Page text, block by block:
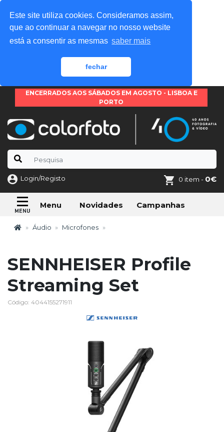
Este site utiliza cookies. Consideramos assim,
que ao continuar a navegar no nosso website
está a consentir as mesmas saber mais
fechar
ENCERRADOS AOS SÁBADOS EM AGOSTO - LISBOA E
PORTO
Login/Registo 0 item - 0€
Menu Novidades Campanhas
Áudio Microfones
SENNHEISER Profile
Streaming Set
Código: 4044155271911